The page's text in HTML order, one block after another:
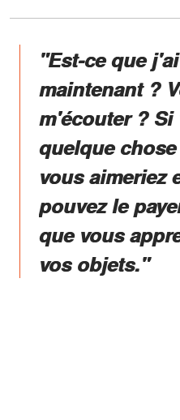
"Est-ce que
maintenant ?
m'écouter ? Si
quelque
vous aimeriez
pouvez le
que vous
vos objets."